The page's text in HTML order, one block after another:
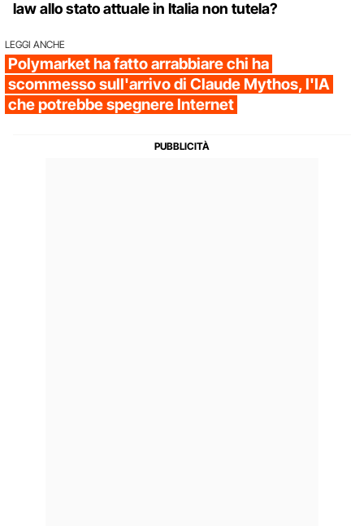
law allo stato attuale in Italia non tutela?
LEGGI ANCHE
Polymarket ha fatto arrabbiare chi ha
scommesso sull'arrivo di Claude Mythos, l'IA
che potrebbe spegnere Internet